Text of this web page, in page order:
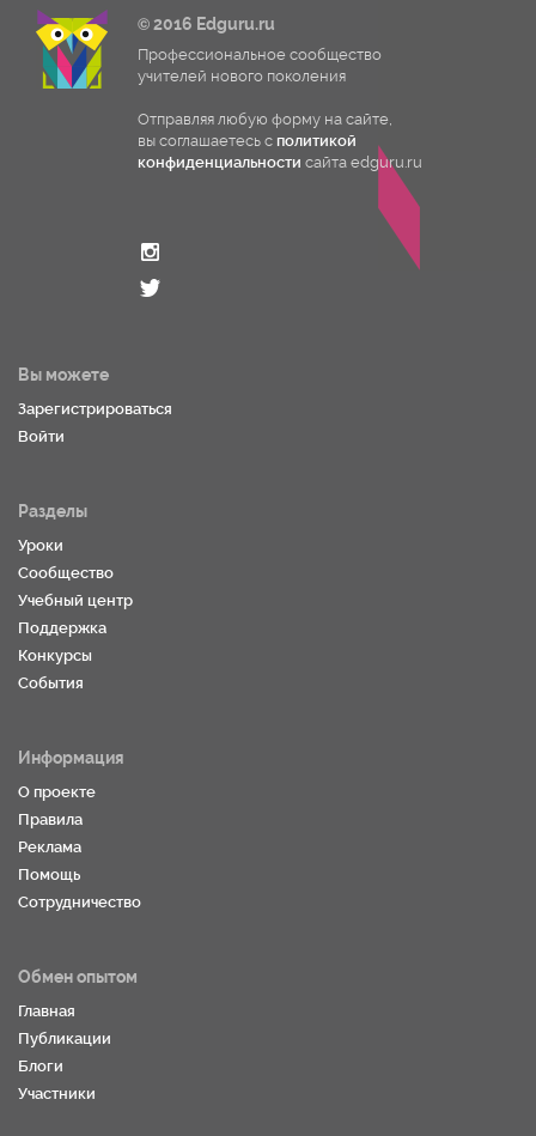
© 2016 Edguru.ru
Профессиональное сообщество
учителей нового поколения
Отправляя любую форму на сайте,
вы соглашаетесь с политикой
конфиденциальности сайта edguru.ru
Вы можете
Зарегистрироваться
Войти
Разделы
Уроки
Сообщество
Учебный центр
Поддержка
Конкурсы
События
Информация
О проекте
Правила
Реклама
Помощь
Сотрудничество
Обмен опытом
Главная
Публикации
Блоги
Участники